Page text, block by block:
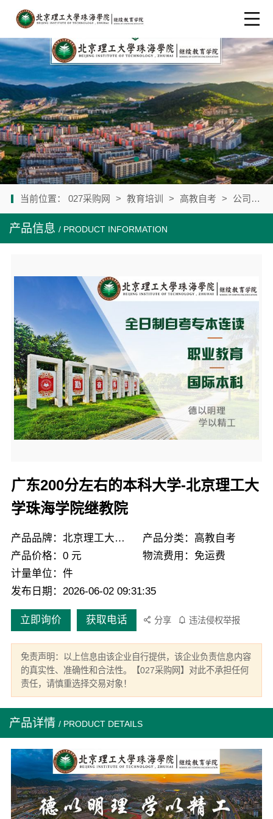
当前位置： 027采购网 > 教育培训 > 高教自考 > 公司产品
产品信息 / PRODUCT INFORMATION
广东200分左右的本科大学-北京理工大
学珠海学院继教院
产品品牌：北京理工大学珠海学院继续教育学院
产品分类：高教自考
产品价格：0 元
物流费用：免运费
计量单位：件
发布日期：2026-06-02 09:31:35
立即询价 获取电话 分享 违法侵权举报
免责声明：以上信息由该企业自行提供，该企业负责信息内容
的真实性、准确性和合法性。【027采购网】对此不承担任何
责任，请慎重选择交易对象！
产品详情 / PRODUCT DETAILS